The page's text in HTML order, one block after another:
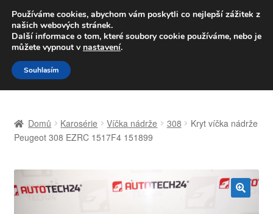
DOPRAVA od 139,-Kč
Volejte po-pá 9-16 704 494 494
Přeskočit
na
navigaci
Přejít
k
obsahu
Celosvětová doprava
Kontakt
Domů Karosérie Víčka nádrže 308
Kryt víčka nádrže
Peugeot 308 EZRC 1517F4 151899
Používáme cookies, abychom vám poskytli co nejlepší zážitek z
našich webových stránek.
Další informace o tom, které soubory cookie používáme, nebo je
můžete vypnout v nastavení.
Souhlasím